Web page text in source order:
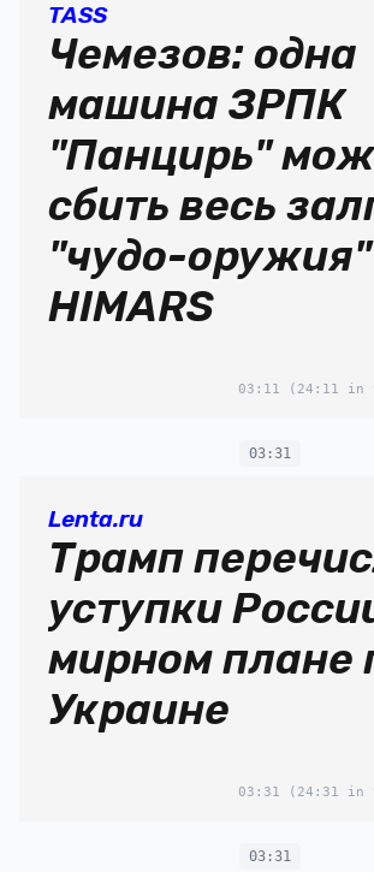
TASS
Чемезов: одна
машина ЗРПК
"Панцирь"
сбить весь
"чудо-оружия"
HIMARS
03:11 (24:11 in
03:31
Lenta.ru
Трамп
уступки
мирном плане
Украине
03:31 (24:31 in
03:31